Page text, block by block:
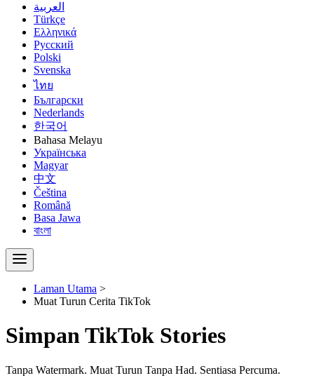
العربية
Türkçe
Ελληνικά
Русский
Polski
Svenska
ไทย
Български
Nederlands
한국어
Bahasa Melayu
Українська
Magyar
中文
Čeština
Română
Basa Jawa
বাংলা
Laman Utama >
Muat Turun Cerita TikTok
Simpan TikTok Stories
Tanpa Watermark. Muat Turun Tanpa Had. Sentiasa Percuma.